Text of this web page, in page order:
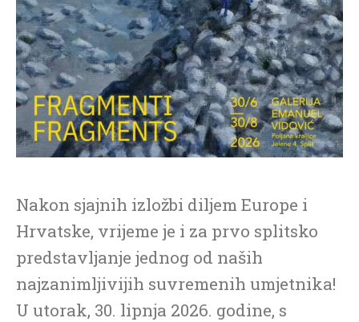
Nakon sjajnih izložbi diljem Europe i
Hrvatske, vrijeme je i za prvo splitsko
predstavljanje jednog od naših
najzanimljivijih suvremenih umjetnika!
U utorak, 30. lipnja 2026. godine, s